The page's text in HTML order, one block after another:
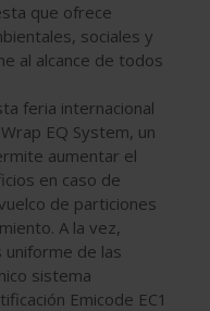
que ofrece
sociales y
al alcance de todos
feria internacional
EQ System, un
aumentar el
en caso de
de particiones
A la vez,
uniforme de las
sistema
Emicode EC1